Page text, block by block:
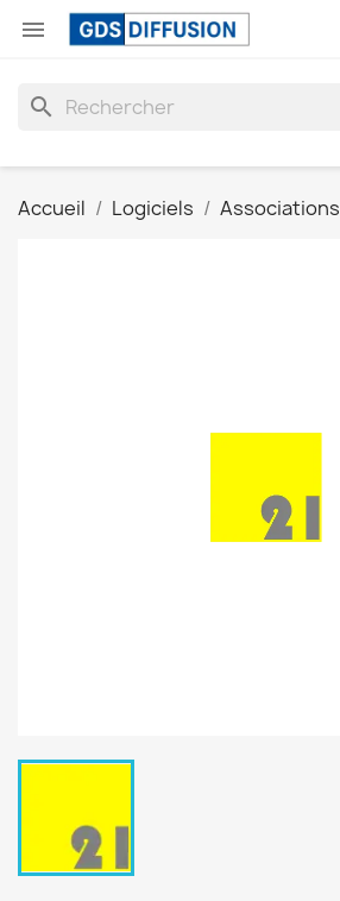

search
Accueil Logiciels Associations